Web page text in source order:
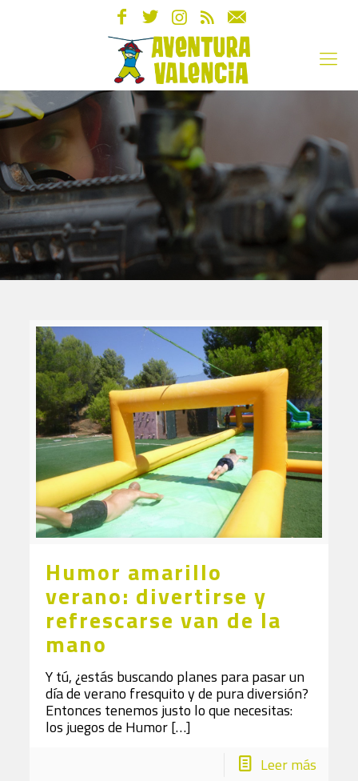
Humor amarillo
verano: divertirse y
refrescarse van de la
mano
Y tú, ¿estás buscando planes para pasar un
día de verano fresquito y de pura diversión?
Entonces tenemos justo lo que necesitas:
los juegos de Humor[…]
Leer más